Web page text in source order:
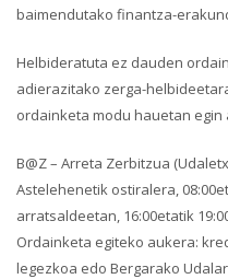
baimendutako finantza-
Helbideratuta ez dauden
adierazitako zerga-
ordainketa modu hauetan egin
B@Z – Arreta Zerbitzua
Astelehenetik ostiralera,
arratsaldeetan, 16:00etatik
Ordainketa egiteko aukera:
legezkoa edo Bergarako